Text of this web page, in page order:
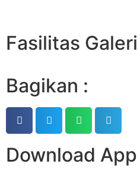
Fasilitas Galeri
Bagikan :
Download